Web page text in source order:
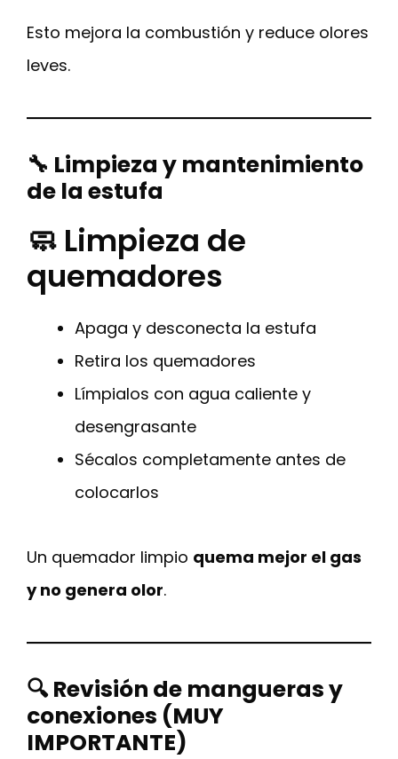
Esto mejora la combustión y reduce olores
leves.
🔧 Limpieza y mantenimiento
de la estufa
🧼 Limpieza de
quemadores
Apaga y desconecta la estufa
Retira los quemadores
Límpialos con agua caliente y
desengrasante
Sécalos completamente antes de
colocarlos
Un quemador limpio quema mejor el gas
y no genera olor.
🔍 Revisión de mangueras y
conexiones (MUY
IMPORTANTE)